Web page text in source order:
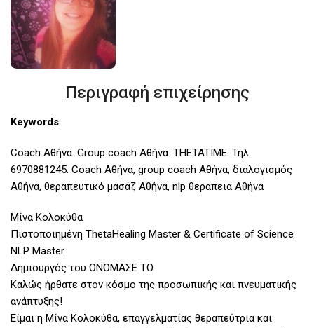
Περιγραφή επιχείρησης
Keywords
Coach Αθήνα. Group coach Αθήνα. THETATIME. Τηλ
6970881245. Coach Αθήνα, group coach Αθήνα, διαλογισμός
Αθήνα, θεραπευτικό μασάζ Αθήνα, nlp θεραπεια Αθήνα
Μίνα Κολοκύθα
Πιστοποιημένη ThetaHealing Master & Certificate of Science
NLP Master
Δημιουργός του ΟΝΟΜΑΣΕ ΤΟ
Καλώς ήρθατε στον κόσμο της προσωπικής και πνευματικής
ανάπτυξης!
Είμαι η Μίνα Κολοκύθα, επαγγελματίας θεραπεύτρια και